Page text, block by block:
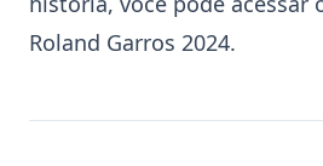
Roland Garros 2024.